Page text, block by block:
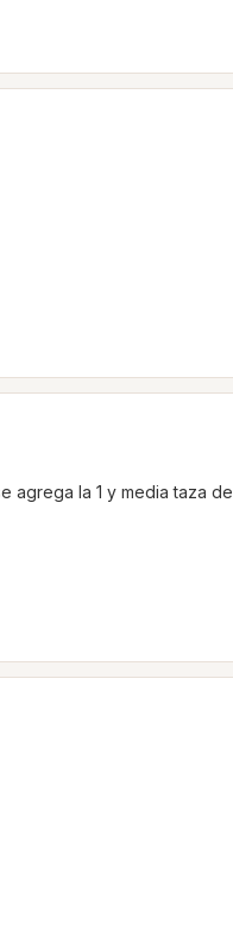
agrega la 1 y media taza